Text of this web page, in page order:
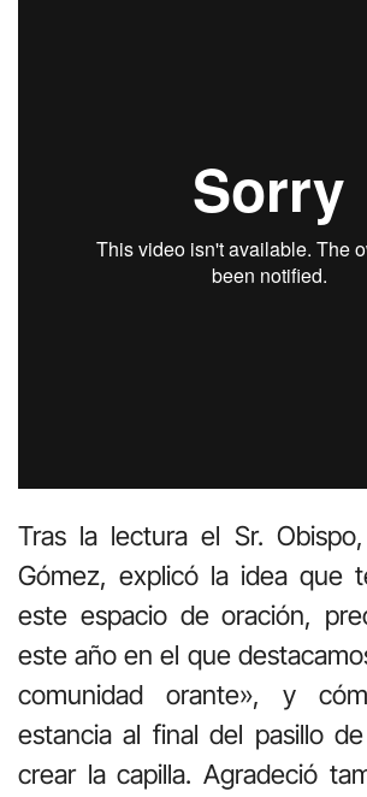
Tras la lectura el Sr.
Gómez, explicó la idea que
este espacio de oración,
este año en el que
comunidad orante», y
estancia al final del pasillo
crear la capilla. Agradeció